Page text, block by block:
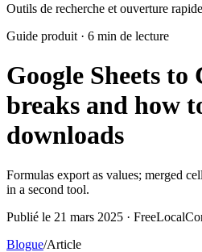
Outils de recherche et ouverture
Guide produit · 6 min de lecture
Google Sheets to
breaks and how
downloads
Formulas export as values; merged
in a second tool.
Publié le 21 mars 2025 ·
Blogue/Article